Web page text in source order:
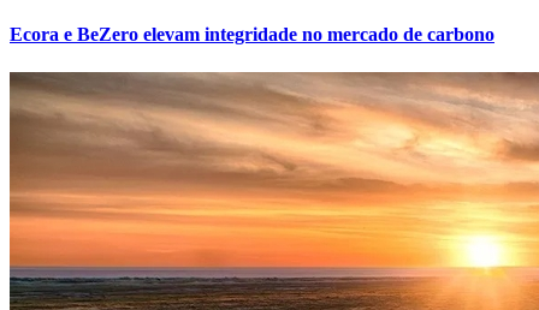
Ecora e BeZero elevam integridade no mercado de carbono